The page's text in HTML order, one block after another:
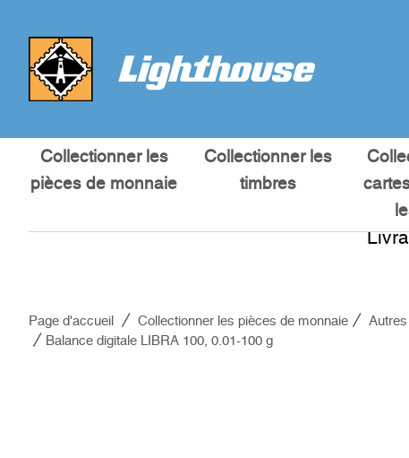
Collectionner les
pièces de monnaie
Collectionner les
timbres
Page d'accueil Collectionner les pièces de monnaie
Balance digitale LIBRA 100, 0.01-100 g